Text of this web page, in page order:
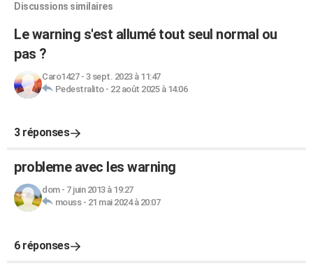
Discussions similaires
Le warning s'est allumé tout seul normal ou
pas ?
Caro1427- 3 sept. 2023 à 11:47
Pedestralito- 22 août 2025 à 14:06
3 réponses
probleme avec les warning
dom- 7 juin 2013 à 19:27
mouss- 21 mai 2024 à 20:07
6 réponses